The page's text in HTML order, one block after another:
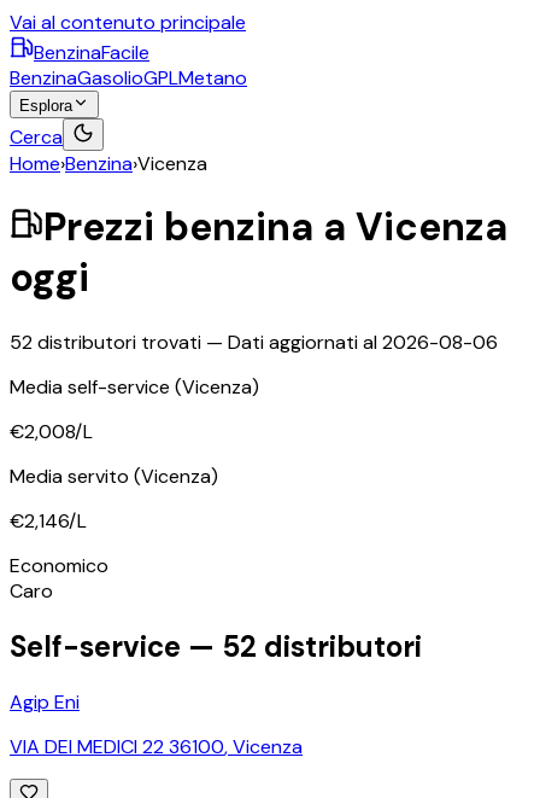
Vai al contenuto principale
BenzinaFacile
BenzinaGasolioGPLMetano
Esplora
Cerca
Home›Benzina›Vicenza
Prezzi benzina a Vicenza
oggi
52distributori trovati — Dati aggiornati al2026-08-06
Media self-service (Vicenza)
€2,008/L
Media servito (Vicenza)
€2,146/L
Economico
Caro
Self-service — 52 distributori
Agip Eni
VIA DEI MEDICI 22 36100,Vicenza